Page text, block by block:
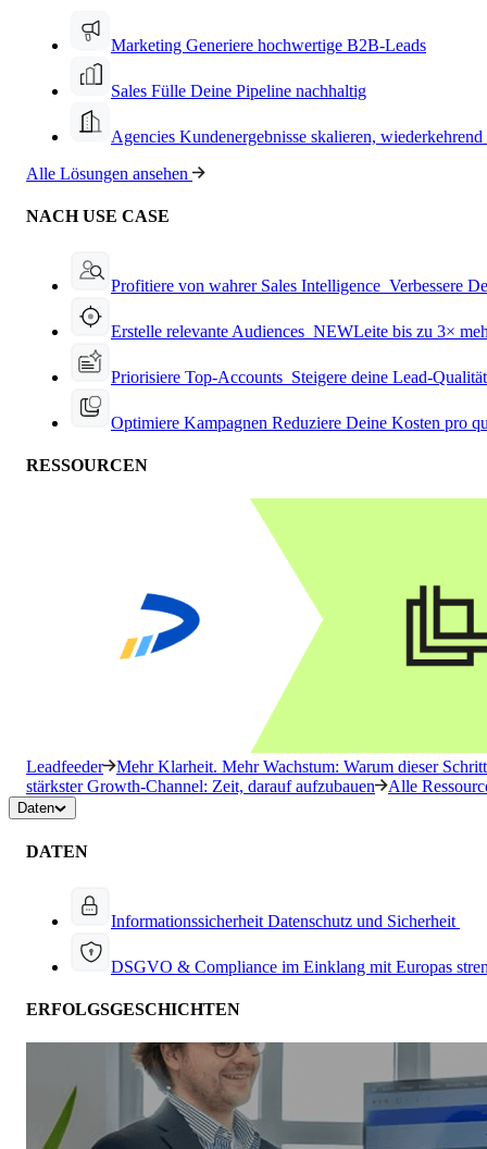
Marketing Generiere hochwertige B2B-Leads
Sales Fülle Deine Pipeline nachhaltig
Agencies Kundenergebnisse skalieren,
Alle Lösungen ansehen
NACH USE CASE
Profitiere von wahrer Sales Intelligence Verbessere
Erstelle relevante Audiences NEWLeite bis zu 3×
Priorisiere Top-Accounts Steigere deine Lead-
Optimiere Kampagnen Reduziere Deine Kosten pro
RESSOURCEN
Leadfeeder
Mehr Klarheit. Mehr Wachstum: Warum dieser
stärkster Growth-Channel: Zeit, darauf aufzubauen
Alle
Daten
DATEN
Informationssicherheit Datenschutz und Sicherheit
DSGVO & Compliance im Einklang mit Europas
ERFOLGSGESCHICHTEN